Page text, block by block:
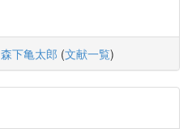
森下亀太郎 (文献一覧)